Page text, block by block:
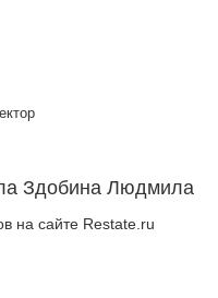
Здобина Людмила
на сайте Restate.ru